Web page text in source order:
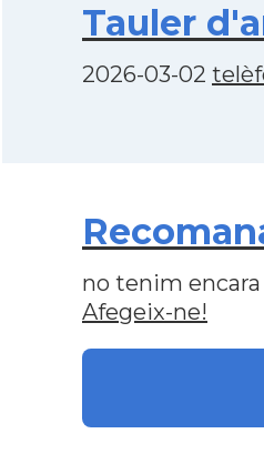
Tauler
2026-03-02
no tenim
Afegeix-ne!